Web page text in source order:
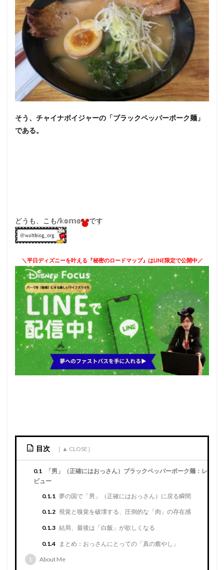
そう、チャイナボイジャーの「ブラックペッパーポーク麺」
である。
どうも、こも/𝕜𝕠𝕞𝕠 です
＼平日ディズニーを叶える『秘密のロードマップ』はLINE限定で公開中／
目次
0.1
「男」（正確にはおっさん）ブラックペッパーポーク麺：レ
ビュー
0.1.1 夢の国で「男」（正確にはおっさん）に戻る瞬間
0.1.2 視覚と嗅覚を破壊する、圧倒的な「肉」の存在感
0.1.3 結局、最後は「白飯」が欲しくなる
0.1.4 まとめ：おっさんにとっての「真の癒やし」
1 About Me